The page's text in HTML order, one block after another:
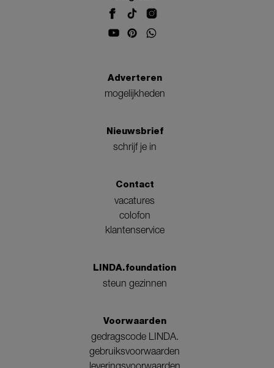
Adverteren
mogelijkheden
Nieuwsbrief
schrijf je in
Contact
vacatures
colofon
klantenservice
LINDA.foundation
steun gezinnen
Voorwaarden
gedragscode LINDA.
gebruiksvoorwaarden
leveringsvoorwaarden